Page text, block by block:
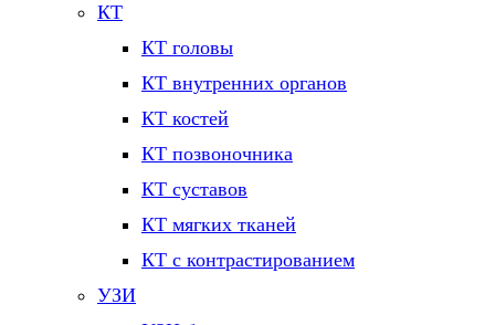
КТ
КТ головы
КТ внутренних органов
КТ костей
КТ позвоночника
КТ суставов
КТ мягких тканей
КТ с контрастированием
УЗИ